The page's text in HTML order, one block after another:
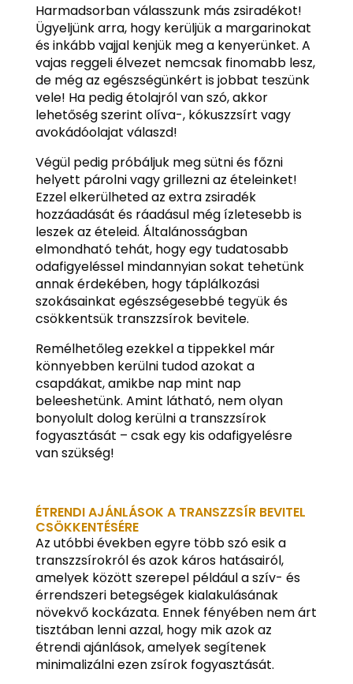
Harmadsorban válasszunk más zsiradékot!
Ügyeljünk arra, hogy kerüljük a margarinokat
és inkább vajjal kenjük meg a kenyerünket. A
vajas reggeli élvezet nemcsak finomabb lesz,
de még az egészségünkért is jobbat teszünk
vele! Ha pedig étolajról van szó, akkor
lehetőség szerint olíva-, kókuszzsírt vagy
avokádóolajat válaszd!
Végül pedig próbáljuk meg sütni és főzni
helyett párolni vagy grillezni az ételeinket!
Ezzel elkerülheted az extra zsiradék
hozzáadását és ráadásul még ízletesebb is
leszek az ételeid. Általánosságban
elmondható tehát, hogy egy tudatosabb
odafigyeléssel mindannyian sokat tehetünk
annak érdekében, hogy táplálkozási
szokásainkat egészségesebbé tegyük és
csökkentsük transzzsírok bevitele.
Remélhetőleg ezekkel a tippekkel már
könnyebben kerülni tudod azokat a
csapdákat, amikbe nap mint nap
beleeshetünk. Amint látható, nem olyan
bonyolult dolog kerülni a transzzsírok
fogyasztását – csak egy kis odafigyelésre
van szükség!
ÉTRENDI AJÁNLÁSOK A TRANSZZSÍR BEVITEL
CSÖKKENTÉSÉRE
Az utóbbi években egyre több szó esik a
transzzsírokról és azok káros hatásairól,
amelyek között szerepel például a szív- és
érrendszeri betegségek kialakulásának
növekvő kockázata. Ennek fényében nem árt
tisztában lenni azzal, hogy mik azok az
étrendi ajánlások, amelyek segítenek
minimalizálni ezen zsírok fogyasztását.